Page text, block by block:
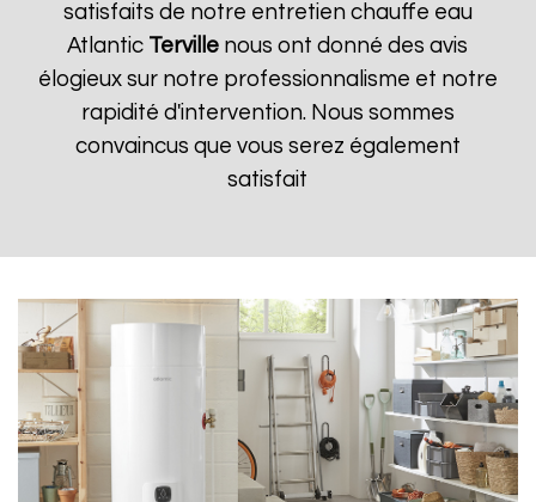
satisfaits de notre entretien chauffe eau
Atlantic Terville nous ont donné des avis
élogieux sur notre professionnalisme et notre
rapidité d'intervention. Nous sommes
convaincus que vous serez également
satisfait